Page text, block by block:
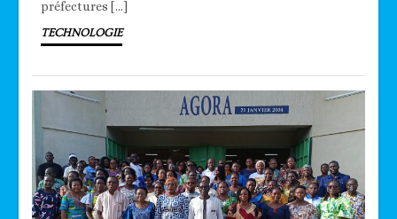
préfectures […]
TECHNOLOGIE